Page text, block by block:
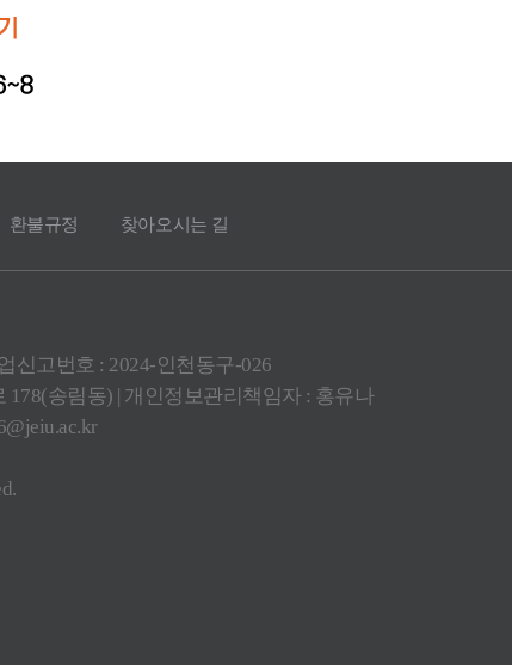
환불규정 찾아오시는 길
신고번호 : 2024-인천동구-026
송림동) | 개인정보관리책임자 : 홍유나